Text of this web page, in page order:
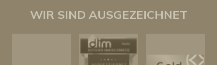
WIR SIND AUSGEZEICHNET